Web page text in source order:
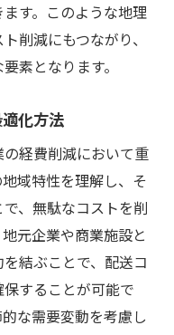
す。このような地理
削減にもつながり、
素となります。
化方法
経費削減において重
域特性を理解し、そ
、無駄なコストを削
元企業や商業施設と
結ぶことで、配送コ
することが可能で
な需要変動を考慮し